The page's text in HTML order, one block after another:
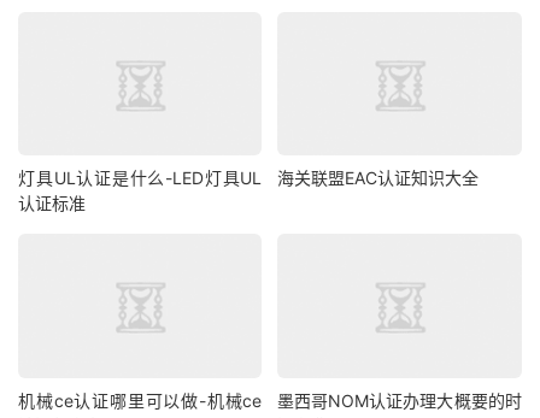
灯具UL认证是什么-LED灯具UL
认证标准
海关联盟EAC认证知识大全
机械ce认证哪里可以做-机械ce
墨西哥NOM认证办理大概要的时